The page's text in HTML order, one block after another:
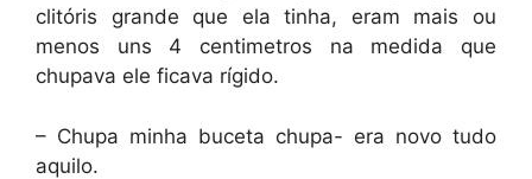
clitóris grande que ela tinha, eram mais ou
menos uns 4 centimetros na medida que
chupava ele ficava rígido.
– Chupa minha buceta chupa- era novo tudo
aquilo.